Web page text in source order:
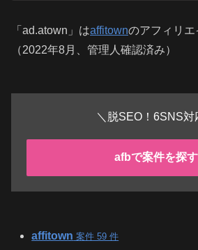
「ad.atown」はaffitownのアフィリエ
（2022年8月、管理人確認済み）
＼脱SEO！6SNS対
afbで案件を探す
affitown 案件 59 件